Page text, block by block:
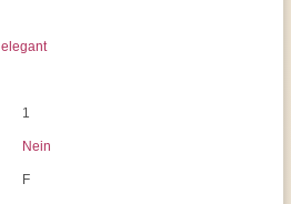
elegant
1
Nein
F